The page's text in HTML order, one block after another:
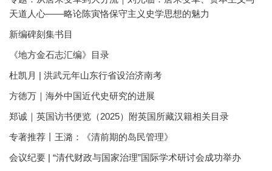
天道人心——略论陈寅恪保守主义史学思想的魅力
新编碑刻集书目
《地方金石志汇编》目录
杜凯月 | 洪武元年山东行省设治济南考
方徳万｜海外中国近代史研究的进展
郑诚｜英国访书便览（2025）附英国所藏汉籍相关目录
专著推荐丨王潞：《清前期的岛民管理》
会议纪要 | “清代财政与国家治理”国际学术研讨会成功举办